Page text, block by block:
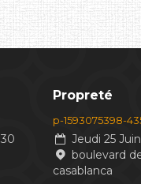
Propreté
p-1593075398-
Jeudi 25
boulevard
casablanca